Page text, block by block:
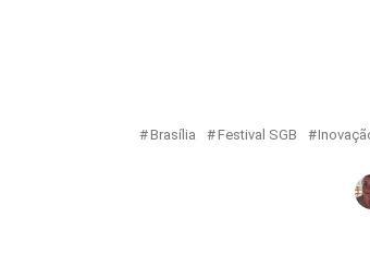
Brasília Festival SGB